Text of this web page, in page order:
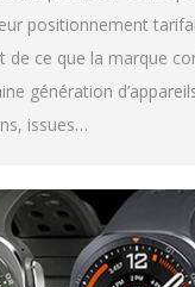
positionnement
de ce que la marque
génération
issues…